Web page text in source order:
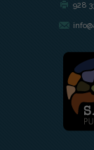
928